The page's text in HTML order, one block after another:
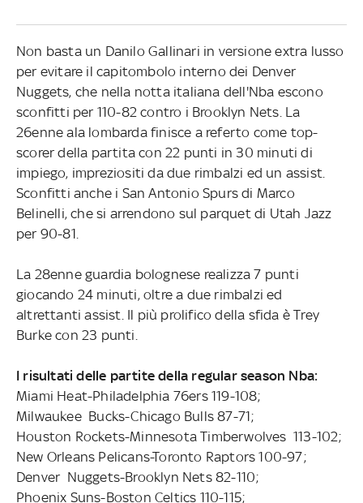
Non basta un Danilo Gallinari in versione extra lusso
per evitare il capitombolo interno dei Denver
Nuggets, che nella notta italiana dell'Nba escono
sconfitti per 110-82 contro i Brooklyn Nets. La
26enne ala lombarda finisce a referto come top-
scorer della partita con 22 punti in 30 minuti di
impiego, impreziositi da due rimbalzi ed un assist.
Sconfitti anche i San Antonio Spurs di Marco
Belinelli, che si arrendono sul parquet di Utah Jazz
per 90-81.
La 28enne guardia bolognese realizza 7 punti
giocando 24 minuti, oltre a due rimbalzi ed
altrettanti assist. Il più prolifico della sfida è Trey
Burke con 23 punti.
I risultati delle partite della regular season Nba:
Miami Heat-Philadelphia 76ers 119-108;
Milwaukee Bucks-Chicago Bulls 87-71;
Houston Rockets-Minnesota Timberwolves 113-102;
New Orleans Pelicans-Toronto Raptors 100-97;
Denver Nuggets-Brooklyn Nets 82-110;
Phoenix Suns-Boston Celtics 110-115;